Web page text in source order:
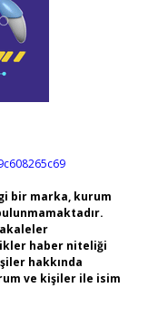
bir marka, kurum
haber niteliği
hakkında
ve kişiler ile isim